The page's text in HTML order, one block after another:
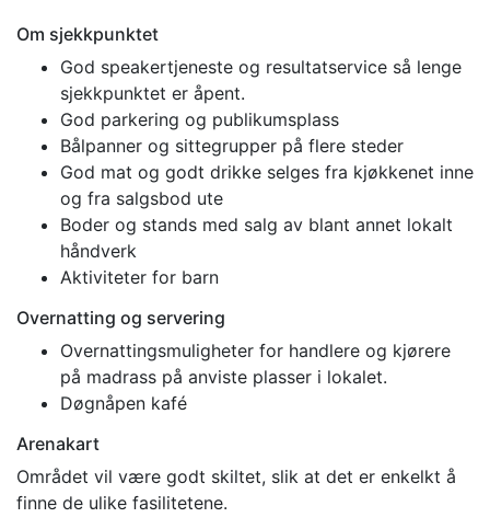
Om sjekkpunktet
God speakertjeneste og resultatservice så lenge
sjekkpunktet er åpent.
God parkering og publikumsplass
Bålpanner og sittegrupper på flere steder
God mat og godt drikke selges fra kjøkkenet inne
og fra salgsbod ute
Boder og stands med salg av blant annet lokalt
håndverk
Aktiviteter for barn
Overnatting og servering
Overnattingsmuligheter for handlere og kjørere
på madrass på anviste plasser i lokalet.
Døgnåpen kafé
Arenakart
Området vil være godt skiltet, slik at det er enkelkt å
finne de ulike fasilitetene.